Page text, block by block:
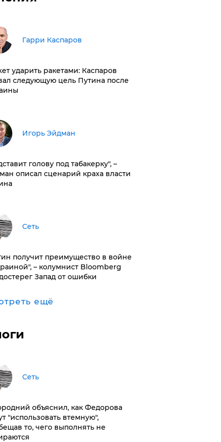
Гарри Каспаров
ударить ракетами: Каспаров
следующую цель Путина после
Игорь Эйдман
голову под табакерку", –
описал сценарий краха власти
Сеть
получит преимущество в войне
– колумнист Bloomberg
Запад от ошибки
ещё
Сеть
объяснил, как Федорова
"использовать втемную",
то, чего выполнять не